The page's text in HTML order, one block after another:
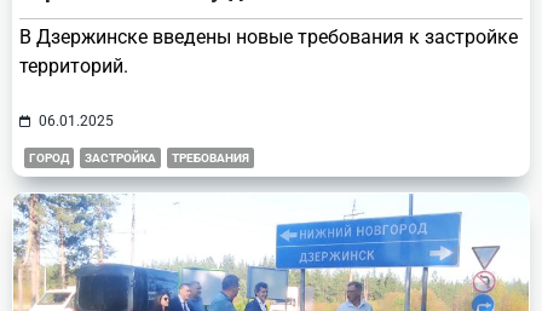
В Дзержинске введены новые требования к застройке
территорий.
06.01.2025
ГОРОД ЗАСТРОЙКА ТРЕБОВАНИЯ